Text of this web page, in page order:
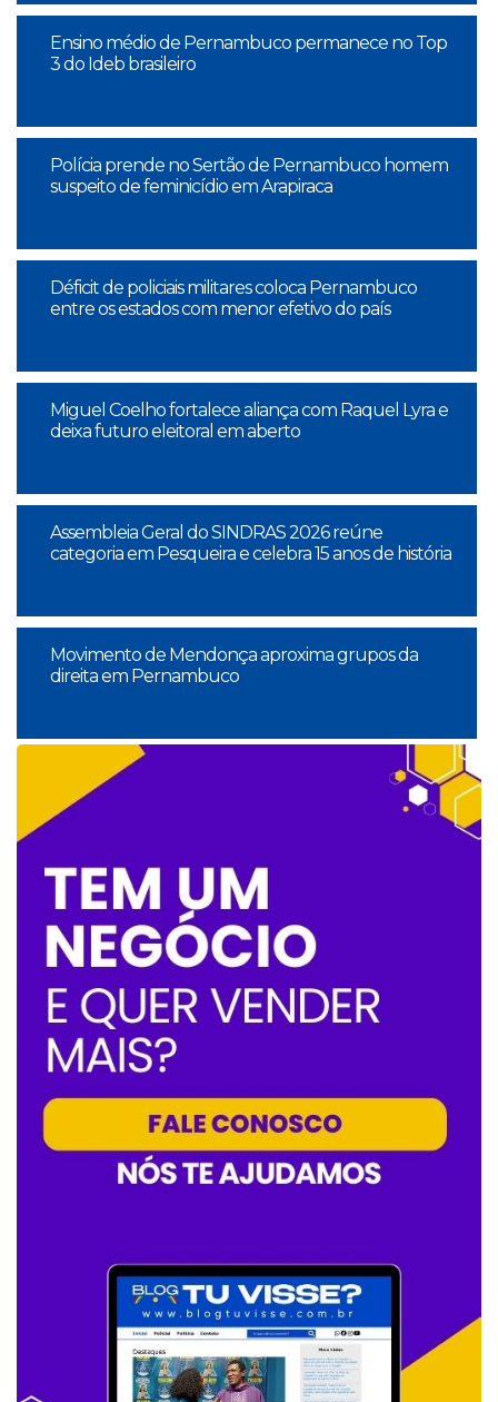
Ensino médio de Pernambuco permanece no Top
3 do Ideb brasileiro
Polícia prende no Sertão de Pernambuco homem
suspeito de feminicídio em Arapiraca
Déficit de policiais militares coloca Pernambuco
entre os estados com menor efetivo do país
Miguel Coelho fortalece aliança com Raquel Lyra e
deixa futuro eleitoral em aberto
Assembleia Geral do SINDRAS 2026 reúne
categoria em Pesqueira e celebra 15 anos de história
Movimento de Mendonça aproxima grupos da
direita em Pernambuco